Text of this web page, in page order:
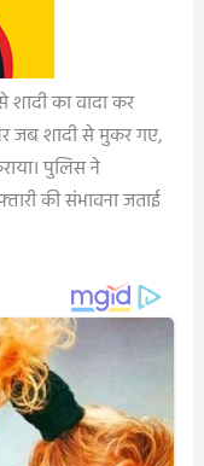
का वादा कर
जब शादी से मुकर गए,
पुलिस ने
की संभावना जताई